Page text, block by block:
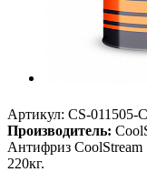
Артикул: CS-011505-
Производитель:
Антифриз
220кг.